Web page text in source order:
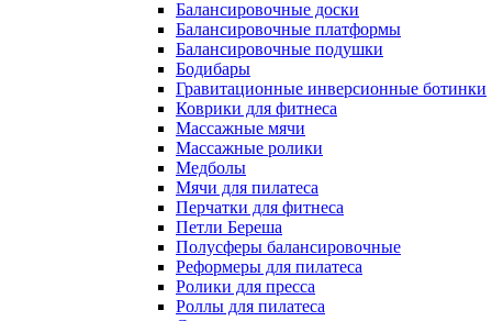
Балансировочные доски
Балансировочные платформы
Балансировочные подушки
Бодибары
Гравитационные инверсионные ботинки
Коврики для фитнеса
Массажные мячи
Массажные ролики
Медболы
Мячи для пилатеса
Перчатки для фитнеса
Петли Береша
Полусферы балансировочные
Реформеры для пилатеса
Ролики для пресса
Роллы для пилатеса